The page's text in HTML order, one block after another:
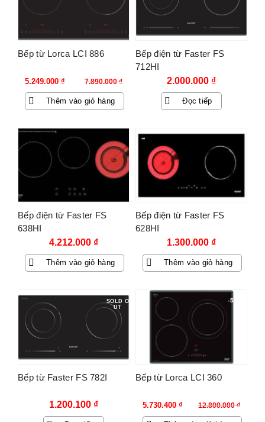
Bếp từ Lorca LCI 886
7.890.000₫
Giá
gốc
là:
5.249.000 ₫
Giá
hiện
tại
Thêm vào giỏ hàng
Bếp điện từ Faster FS
712HI
2.000.000 ₫
Đọc tiếp
Bếp điện từ Faster FS
638HI
4.212.000 ₫
Thêm vào giỏ hàng
Bếp điện từ Faster FS
628HI
1.300.000 ₫
Thêm vào giỏ hàng
SOLD O
UT
Bếp từ Faster FS 782I
1.200.100 ₫
-55%
Bếp từ Lorca LCI 360
12.800.000₫
Giá
gốc
5.730.400 ₫
Giá
hiện